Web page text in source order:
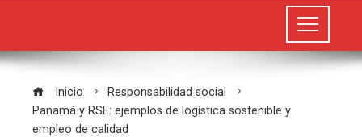
Inicio
Responsabilidad social
Panamá y RSE: ejemplos de logística sostenible y
empleo de calidad